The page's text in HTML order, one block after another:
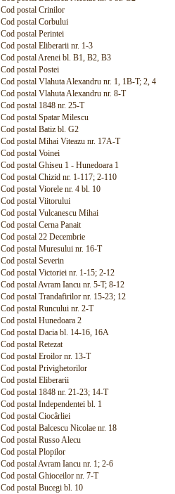
Cod postal Crinilor
Cod postal Corbului
Cod postal Perintei
Cod postal Eliberarii nr. 1-3
Cod postal Arenei bl. B1, B2, B3
Cod postal Postei
Cod postal Vlahuta Alexandru nr. 1, 1B-T; 2, 4
Cod postal Vlahuta Alexandru nr. 8-T
Cod postal 1848 nr. 25-T
Cod postal Spatar Milescu
Cod postal Batiz bl. G2
Cod postal Mihai Viteazu nr. 17A-T
Cod postal Voinei
Cod postal Ghiseu 1 - Hunedoara 1
Cod postal Chizid nr. 1-117; 2-110
Cod postal Viorele nr. 4 bl. 10
Cod postal Viitorului
Cod postal Vulcanescu Mihai
Cod postal Cerna Panait
Cod postal 22 Decembrie
Cod postal Muresului nr. 16-T
Cod postal Severin
Cod postal Victoriei nr. 1-15; 2-12
Cod postal Avram Iancu nr. 5-T; 8-12
Cod postal Trandafirilor nr. 15-23; 12
Cod postal Runcului nr. 2-T
Cod postal Hunedoara 2
Cod postal Dacia bl. 14-16, 16A
Cod postal Retezat
Cod postal Eroilor nr. 13-T
Cod postal Privighetorilor
Cod postal Eliberarii
Cod postal 1848 nr. 21-23; 14-T
Cod postal Independentei bl. 1
Cod postal Ciocârliei
Cod postal Balcescu Nicolae nr. 18
Cod postal Russo Alecu
Cod postal Plopilor
Cod postal Avram Iancu nr. 1; 2-6
Cod postal Ghioceilor nr. 7-T
Cod postal Bucegi bl. 10